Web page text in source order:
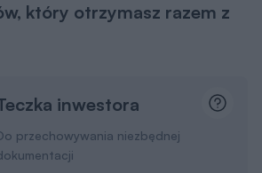
który otrzymasz razem z
inwestora
przechowywania niezbędnej